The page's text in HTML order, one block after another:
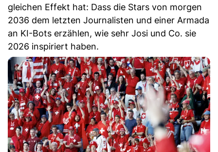
gleichen Effekt hat: Dass die Stars von morgen
2036 dem letzten Journalisten und einer Armada
an KI-Bots erzählen, wie sehr Josi und Co. sie
2026 inspiriert haben.